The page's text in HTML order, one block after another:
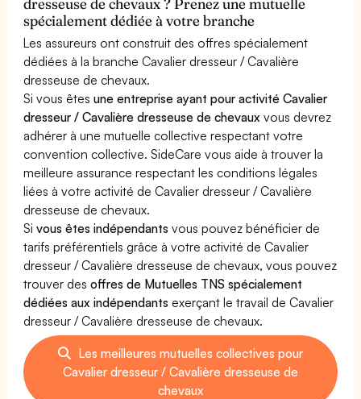
spécialement dédiée à votre branche
Les assureurs ont construit des offres spécialement
dédiées à la branche Cavalier dresseur / Cavalière
dresseuse de chevaux.
Si vous êtesune entreprise ayant pour activité Cavalier
dresseur / Cavalière dresseuse de chevaux vous devrez
adhérer à une mutuelle collective respectant votre
convention collective. SideCare vous aide à trouver la
meilleure assurance respectant les conditions légales
liées à votre activité de Cavalier dresseur / Cavalière
dresseuse de chevaux.
Sivous êtes indépendants vous pouvez bénéficier de
tarifs préférentiels grâce à votre activité de Cavalier
dresseur / Cavalière dresseuse de chevaux, vous pouvez
trouver desoffres de Mutuelles TNS spécialement
dédiées aux indépendants exerçant le travail de Cavalier
dresseur / Cavalière dresseuse de chevaux.
Les meilleures mutuelles collectives pour
Cavalier dresseur / Cavalière dresseuse de
chevaux